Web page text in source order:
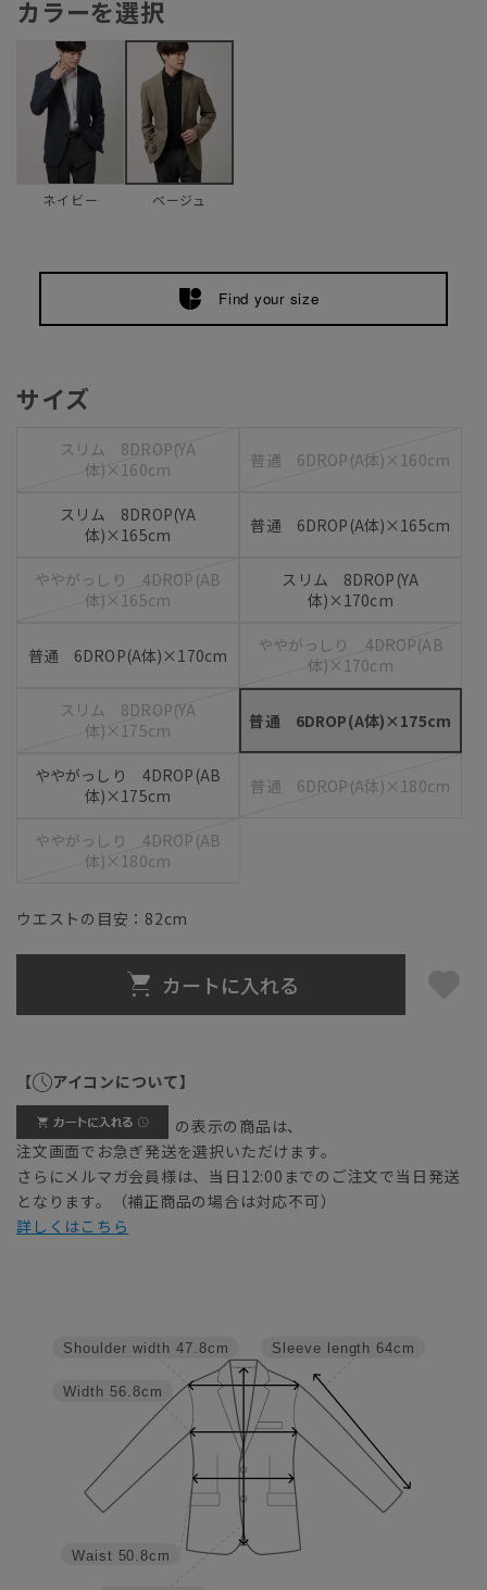
カラーを選択
ネイビー ベージュ
Find your size
サイズ
スリム 8DROP(YA
体)×160cm
普通 6DROP(A体)×160cm
スリム 8DROP(YA
体)×165cm
普通 6DROP(A体)×165cm
ややがっしり 4DROP(AB
体)×165cm
スリム 8DROP(YA
体)×170cm
普通 6DROP(A体)×170cm
ややがっしり 4DROP(AB
体)×170cm
スリム 8DROP(YA
体)×175cm
普通 6DROP(A体)×175cm
ややがっしり 4DROP(AB
体)×175cm
普通 6DROP(A体)×180cm
ややがっしり 4DROP(AB
体)×180cm
ウエストの目安： 82cm
カートに入れる
【 アイコンについて】
の表示の商品は、
注文画面でお急ぎ発送を選択いただけます。
さらにメルマガ会員様は、当日12:00までのご注文で当日発送
となります。（補正商品の場合は対応不可）
詳しくはこちら
Sleeve length 64cm
Waist 50.8cm
Width 56.8cm
Shoulder width 47.8cm